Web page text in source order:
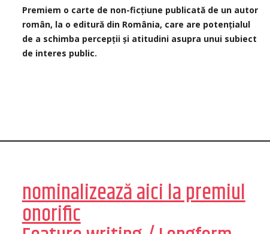
Premiem o carte de non-ficțiune publicată de un autor
român, la o editură din România, care are potențialul
de a schimba percepții și atitudini asupra unui subiect
de interes public.
nominalizează aici la premiul
onorific